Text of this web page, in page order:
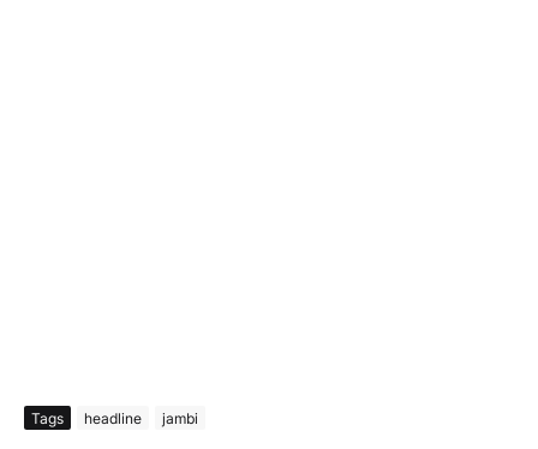
Tags headline jambi